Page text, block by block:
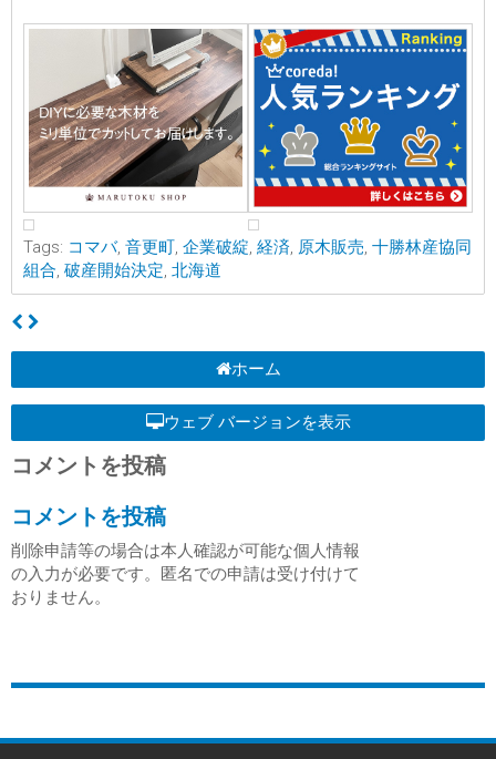
Tags: コマバ, 音更町, 企業破綻, 経済, 原木販売, 十勝林産協同
組合, 破産開始決定, 北海道
ホーム
ウェブ バージョンを表示
コメントを投稿
コメントを投稿
削除申請等の場合は本人確認が可能な個人情報
の入力が必要です。匿名での申請は受け付けて
おりません。